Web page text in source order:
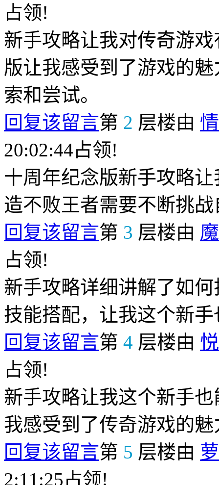
占领!
新手攻略让我对传奇游
版让我感受到了游戏的
索和尝试。
回复该留言第 2 层楼由
20:02:44占领!
十周年纪念版新手攻略
造不败王者需要不断挑
回复该留言第 3 层楼由
占领!
新手攻略详细讲解了如
技能搭配，让我这个新
回复该留言第 4 层楼由
占领!
新手攻略让我这个新手
我感受到了传奇游戏的
回复该留言第 5 层楼由
2:11:25占领!